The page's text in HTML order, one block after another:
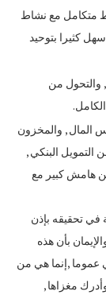
متكامل مع نشاط
كثيرا بتوحيد
والتحول من
المال , والمخزون
البنكي ,
هامش كبير مع
في تحقيقه بإذن
بأن هذه
عموما ,إنما هي من
مغزاها ,